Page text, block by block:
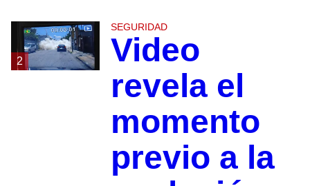
2
SEGURIDAD
Video
revela el
momento
previo a la